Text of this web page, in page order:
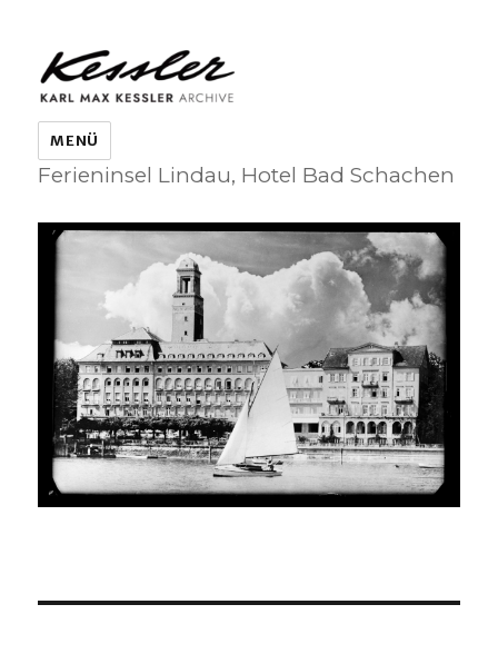
KARL MAX KESSLER ARCHIVE
MENÜ
Ferieninsel Lindau, Hotel Bad Schachen